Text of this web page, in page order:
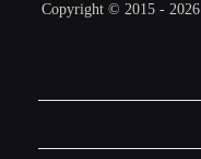
Copyright © 2015 -